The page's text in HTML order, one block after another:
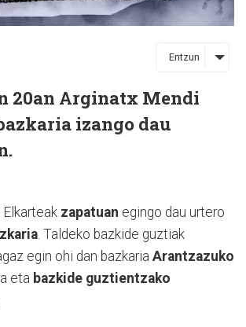
Entzun
20an Arginatx Mendi
izango dau
Elkarteak zapatuan egingo dau urtero
. Taldeko bazkide guztiak
egin ohi dan bazkaria Arantzazuko
eta bazkide guztientzako